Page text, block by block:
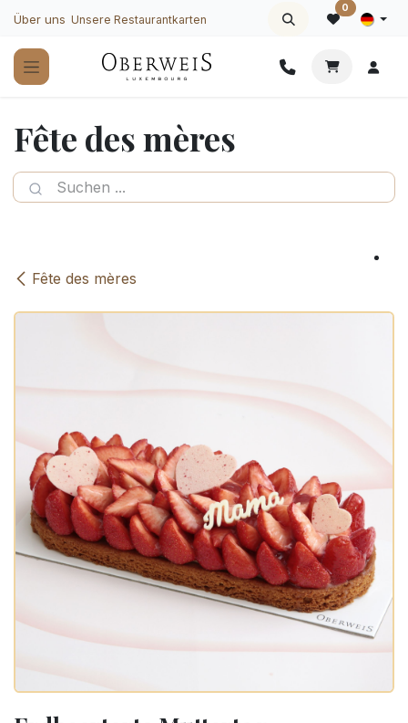
Zum Inhalt springen
Über uns Unsere Restaurantkarten
0
Fête des mères
Fête des mères